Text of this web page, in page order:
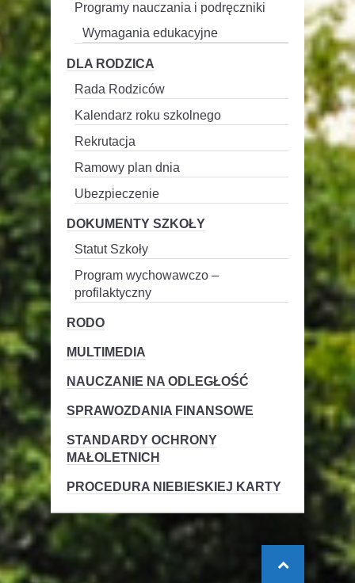
Programy nauczania i podręczniki
Wymagania edukacyjne
DLA RODZICA
Rada Rodziców
Kalendarz roku szkolnego
Rekrutacja
Ramowy plan dnia
Ubezpieczenie
DOKUMENTY SZKOŁY
Statut Szkoły
Program wychowawczo –
profilaktyczny
RODO
MULTIMEDIA
NAUCZANIE NA ODLEGŁOŚĆ
SPRAWOZDANIA FINANSOWE
STANDARDY OCHRONY
MAŁOLETNICH
PROCEDURA NIEBIESKIEJ KARTY